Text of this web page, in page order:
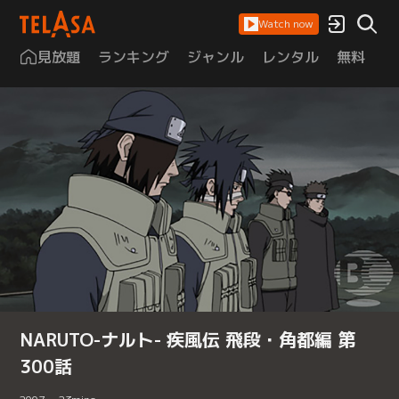
Watch now
見放題 ランキング ジャンル レンタル 無料
NARUTO-ナルト- 疾風伝 飛段・角都編 第
300話